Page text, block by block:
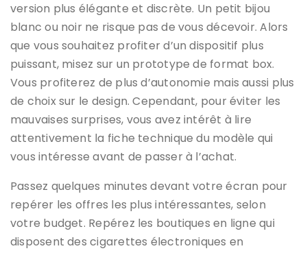
version plus élégante et discrète. Un petit bijou
blanc ou noir ne risque pas de vous décevoir. Alors
que vous souhaitez profiter d’un dispositif plus
puissant, misez sur un prototype de format box.
Vous profiterez de plus d’autonomie mais aussi plus
de choix sur le design. Cependant, pour éviter les
mauvaises surprises, vous avez intérêt à lire
attentivement la fiche technique du modèle qui
vous intéresse avant de passer à l’achat.
Passez quelques minutes devant votre écran pour
repérer les offres les plus intéressantes, selon
votre budget. Repérez les boutiques en ligne qui
disposent des cigarettes électroniques en